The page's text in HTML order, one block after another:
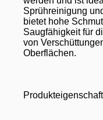
Sprühreinigung
bietet hohe
Saugfähigkeit für
von
Oberflächen.